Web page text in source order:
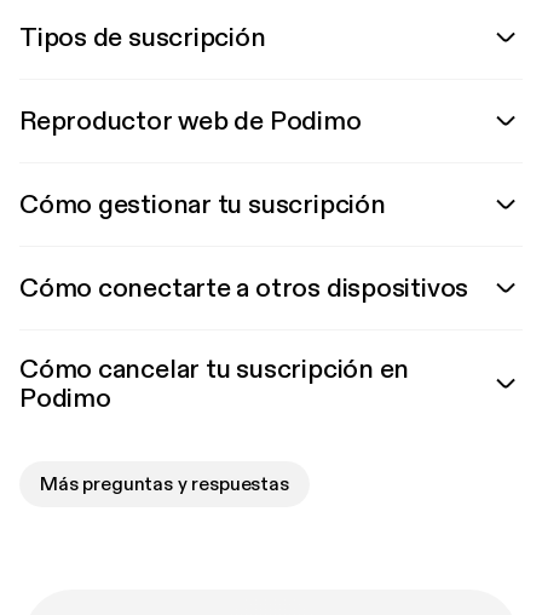
Tipos de suscripción
Reproductor web de Podimo
Cómo gestionar tu suscripción
Cómo conectarte a otros dispositivos
Cómo cancelar tu suscripción en
Podimo
Más preguntas y respuestas